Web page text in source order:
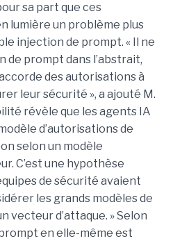
sa part que ces
lumière un problème plus
injection de prompt. « Il ne
de prompt dans l’abstrait,
des autorisations à
leur sécurité », a ajouté M.
révèle que les agents IA
d’autorisations de
selon un modèle
C’est une hypothèse
de sécurité avaient
les grands modèles de
vecteur d’attaque. » Selon
en elle-même est